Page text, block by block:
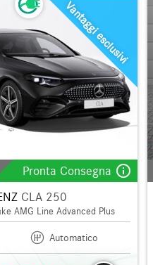
Pronta Consegna info_outline
Vantaggi esclusivi
CLA 250
AMG Line Advanced Plus
Automatico